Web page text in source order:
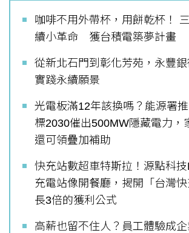
咖啡不用外帶杯，用餅乾杯！
續小革命 獲台積電築夢計畫
從新北石門到彰化芳苑，永豐銀
實踐永續願景
光電板滿12年該換嗎？能源署
標2030催出500MW隱藏電力，
還可領疊加補助
快充站數超車特斯拉！源點科
充電站像開餐廳，揭開「台灣
長3倍的獲利公式
高薪也留不住人？員工體驗成